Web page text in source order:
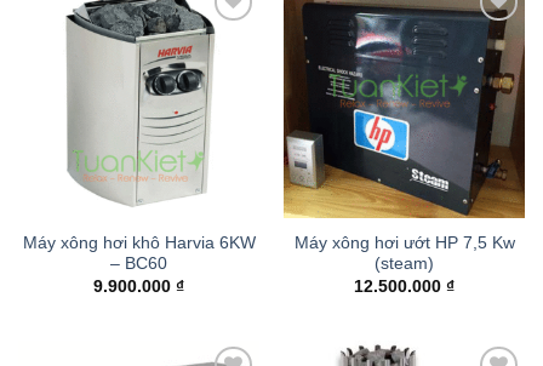
Add to
wishlist
Máy xông hơi khô Harvia 6KW
– BC60
9.900.000 ₫
Add to
wishlist
Máy xông hơi ướt HP 7,5 Kw
(steam)
12.500.000 ₫